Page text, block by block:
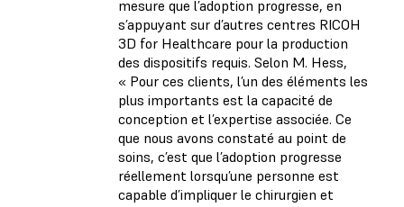
mesure que l’adoption progresse, en
s’appuyant sur d’autres centres RICOH
3D for Healthcare pour la production
des dispositifs requis. Selon M. Hess,
« Pour ces clients, l’un des éléments les
plus importants est la capacité de
conception et l’expertise associée. Ce
que nous avons constaté au point de
soins, c’est que l’adoption progresse
réellement lorsqu’une personne est
capable d’impliquer le chirurgien et